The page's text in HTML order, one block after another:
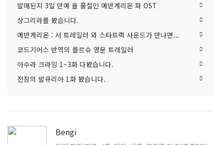
발매된지 3일 만에 올 품절인 에반게리온 파 OST
샹그리라를 봤습니다.
에반게리온 : 서 트레일러 와 스타트랙 사운드가 만나면...
코드기어스 반역의 를르슈 영문 트레일러
아수라 크라잉 1~3화 다봤습니다.
전장의 발큐리아 1화 봤습니다.
Bengi